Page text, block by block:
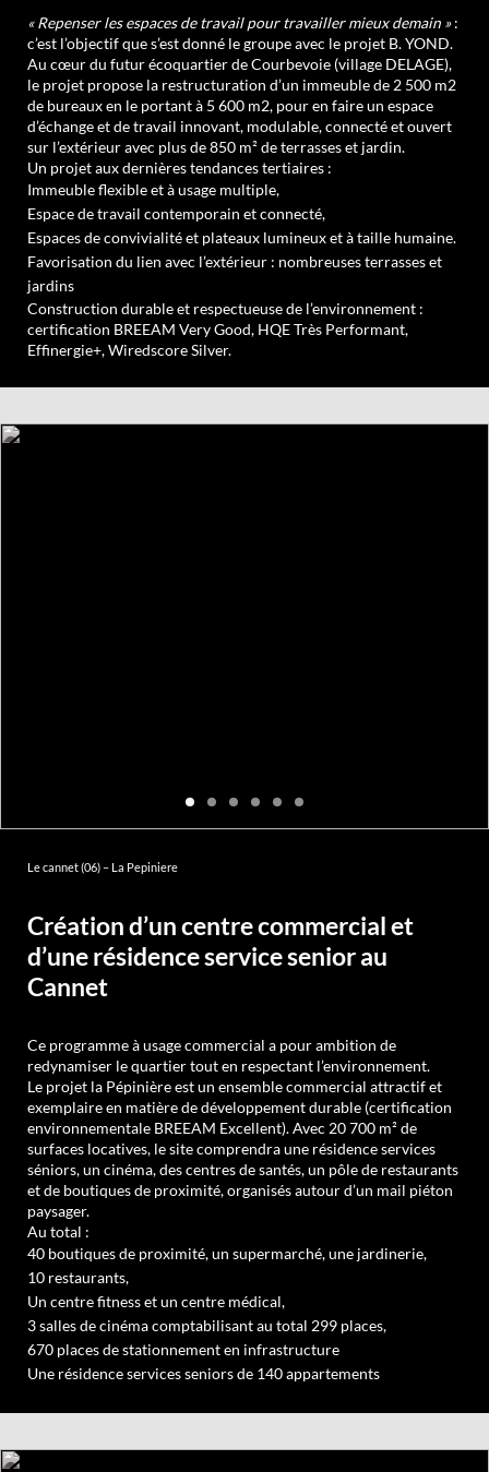
« Repenser les espaces de travail pour travailler mieux demain »:
c’est l’objectif que s’est donné le groupe avec le projet B. YOND.
Au cœur du futur écoquartier de Courbevoie (village DELAGE),
le projet propose la restructuration d’un immeuble de 2 500 m2
de bureaux en le portant à 5 600 m2, pour en faire un espace
d’échange et de travail innovant, modulable, connecté et ouvert
sur l’extérieur avec plus de 850 m² de terrasses et jardin.
Un projet aux dernières tendances tertiaires :
Immeuble flexible et à usage multiple,
Espace de travail contemporain et connecté,
Espaces de convivialité et plateaux lumineux et à taille humaine.
Favorisation du lien avec l’extérieur : nombreuses terrasses et
jardins
Construction durable et respectueuse de l’environnement :
certification BREEAM Very Good, HQE Très Performant,
Effinergie+, Wiredscore Silver.
Le cannet (06) – La Pepiniere
Création d’un centre commercial et
d’une résidence service senior au
Cannet
Ce programme à usage commercial a pour ambition de
redynamiser le quartier tout en respectant l’environnement.
Le projet la Pépinière est un ensemble commercial attractif et
exemplaire en matière de développement durable (certification
environnementale BREEAM Excellent). Avec 20 700 m² de
surfaces locatives, le site comprendra une résidence services
séniors, un cinéma, des centres de santés, un pôle de restaurants
et de boutiques de proximité, organisés autour d’un mail piéton
paysager.
Au total :
40 boutiques de proximité, un supermarché, une jardinerie,
10 restaurants,
Un centre fitness et un centre médical,
3 salles de cinéma comptabilisant au total 299 places,
670 places de stationnement en infrastructure
Une résidence services seniors de 140 appartements